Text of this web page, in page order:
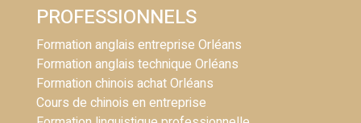
PROFESSIONNELS
Formation anglais entreprise Orléans
Formation anglais technique Orléans
Formation chinois achat Orléans
Cours de chinois en entreprise